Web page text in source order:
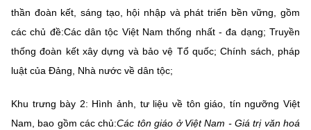
thần đoàn kết, sáng tạo, hội nhập và phát triển bền vững, gồm
các chủ đề:Các dân tộc Việt Nam thống nhất - đa dạng; Truyền
thống đoàn kết xây dựng và bảo vệ Tổ quốc;Chính sách, pháp
luật của Đảng, Nhà nước về dân tộc;
Khu trưng bày 2: Hình ảnh, tư liệu về tôn giáo, tín ngưỡng Việt
Nam, bao gồm các chủ:Các tôn giáo ở Việt Nam - Giá trị văn hoá